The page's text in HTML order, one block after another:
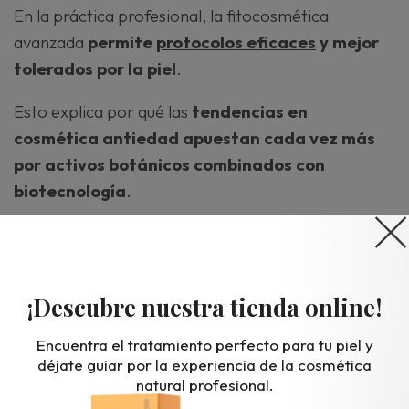
En la práctica profesional, la fitocosmética
avanzada permite protocolos eficaces y mejor
tolerados por la piel.
Esto explica por qué las tendencias en
cosmética antiedad apuestan cada vez más
por activos botánicos combinados con
biotecnología.
nuevo estándar en
tratamientos de belleza
más demandados
¡Descubre nuestra tienda online!
Encuentra el tratamiento perfecto para tu piel y
déjate guiar por la experiencia de la cosmética
natural profesional.